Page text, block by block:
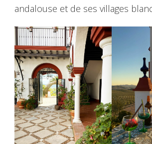
andalouse et de ses villages